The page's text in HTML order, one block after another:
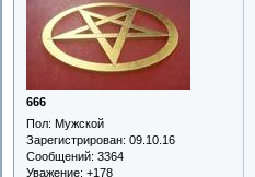
666
Пол: Мужской
Зарегистрирован: 09.10.16
Сообщений: 3364
Уважение: +178